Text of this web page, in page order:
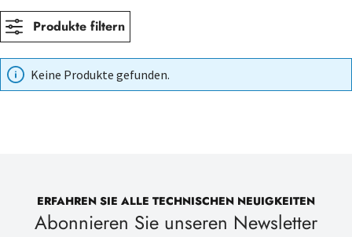
Produkte filtern
Keine Produkte gefunden.
ERFAHREN SIE ALLE TECHNISCHEN NEUIGKEITEN
Abonnieren Sie unseren Newsletter